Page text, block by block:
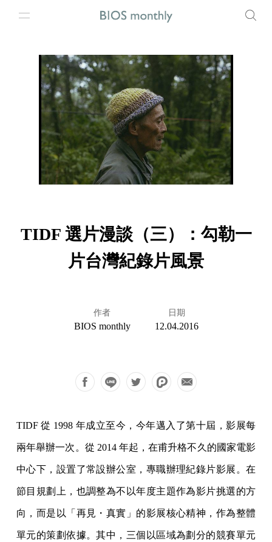
TIDF 選片漫談（三）：勾勒一
片台灣紀錄片風景
作者
BIOS monthly
日期
12.04.2016
TIDF 從 1998 年成立至今，今年邁入了第十屆，影展每
兩年舉辦一次。從 2014 年起，在甫升格不久的國家電影
中心下，設置了常設辦公室，專職辦理紀錄片影展。在
節目規劃上，也調整為不以年度主題作為影片挑選的方
向，而是以「再見・真實」的影展核心精神，作為整體
單元的策劃依據。其中，三個以區域為劃分的競賽單元